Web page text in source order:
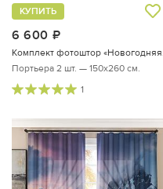
6 600
КУПИТЬ
Портьера 2 шт. — 150х260 см.
1